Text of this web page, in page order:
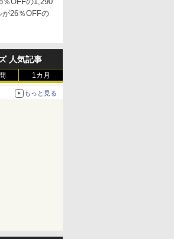
が26％OFFの
人気記事
1カ月
もっと見る